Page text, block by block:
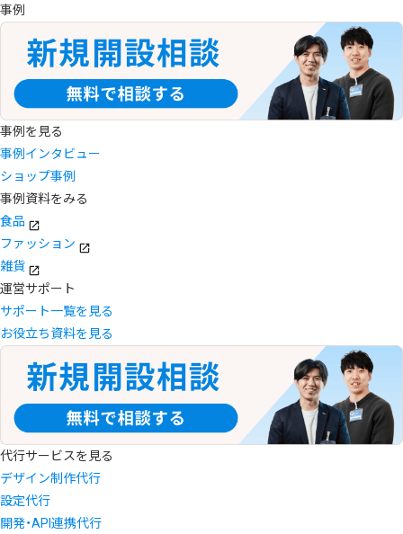
事例
事例を見る
事例インタビュー
ショップ事例
事例資料をみる
食品
ファッション
雑貨
運営サポート
サポート一覧を見る
お役立ち資料を見る
代行サービスを見る
デザイン制作代行
設定代行
開発・API連携代行